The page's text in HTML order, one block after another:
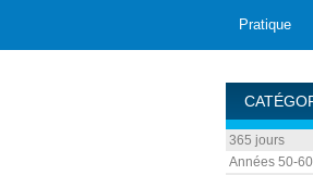
Pratique
365 jours
Années 50-